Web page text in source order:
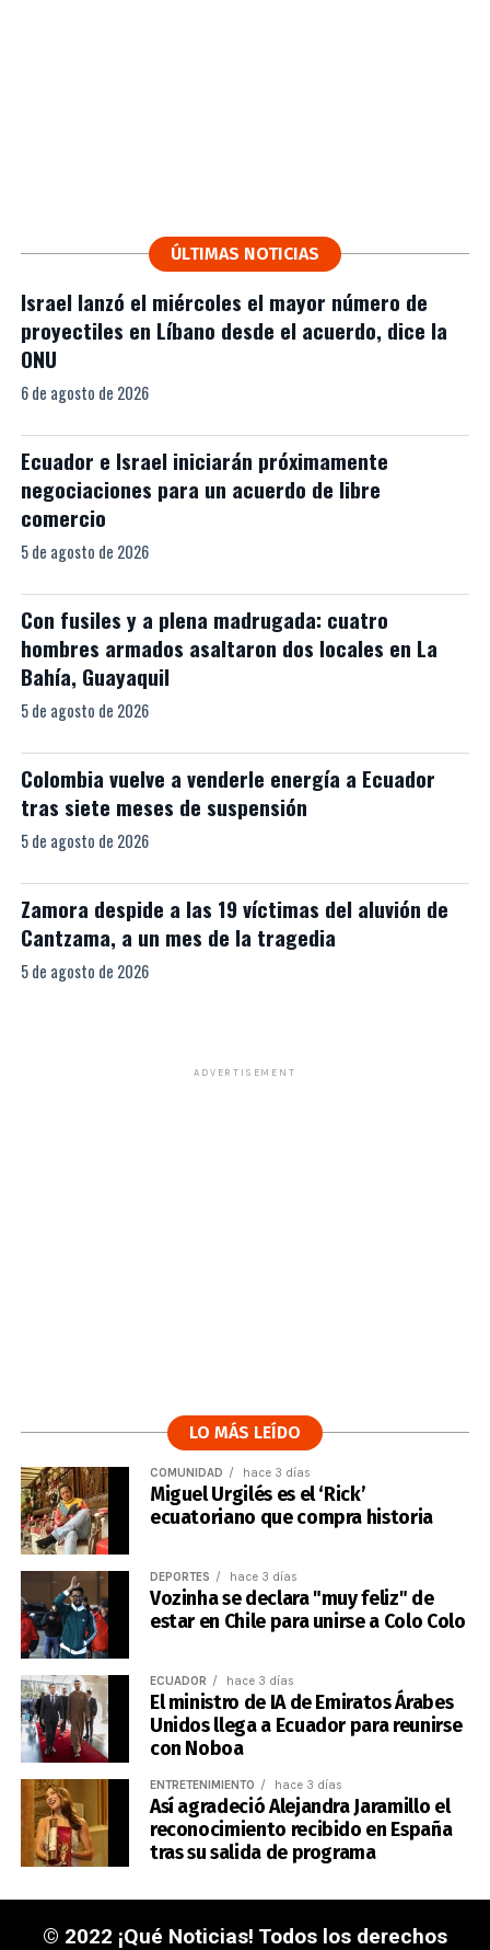
ÚLTIMAS NOTICIAS
Israel lanzó el miércoles el mayor número de
proyectiles en Líbano desde el acuerdo, dice la
ONU
6 de agosto de 2026
Ecuador e Israel iniciarán próximamente
negociaciones para un acuerdo de libre
comercio
5 de agosto de 2026
Con fusiles y a plena madrugada: cuatro
hombres armados asaltaron dos locales en La
Bahía, Guayaquil
5 de agosto de 2026
Colombia vuelve a venderle energía a Ecuador
tras siete meses de suspensión
5 de agosto de 2026
Zamora despide a las 19 víctimas del aluvión de
Cantzama, a un mes de la tragedia
5 de agosto de 2026
ADVERTISEMENT
LO MÁS LEÍDO
COMUNIDAD hace 3 días
Miguel Urgilés es el ‘Rick’
ecuatoriano que compra historia
DEPORTES hace 3 días
Vozinha se declara "muy feliz" de
estar en Chile para unirse a Colo Colo
ECUADOR hace 3 días
El ministro de IA de Emiratos Árabes
Unidos llega a Ecuador para reunirse
con Noboa
ENTRETENIMIENTO hace 3 días
Así agradeció Alejandra Jaramillo el
reconocimiento recibido en España
tras su salida de programa
© 2022 ¡Qué Noticias! Todos los derechos